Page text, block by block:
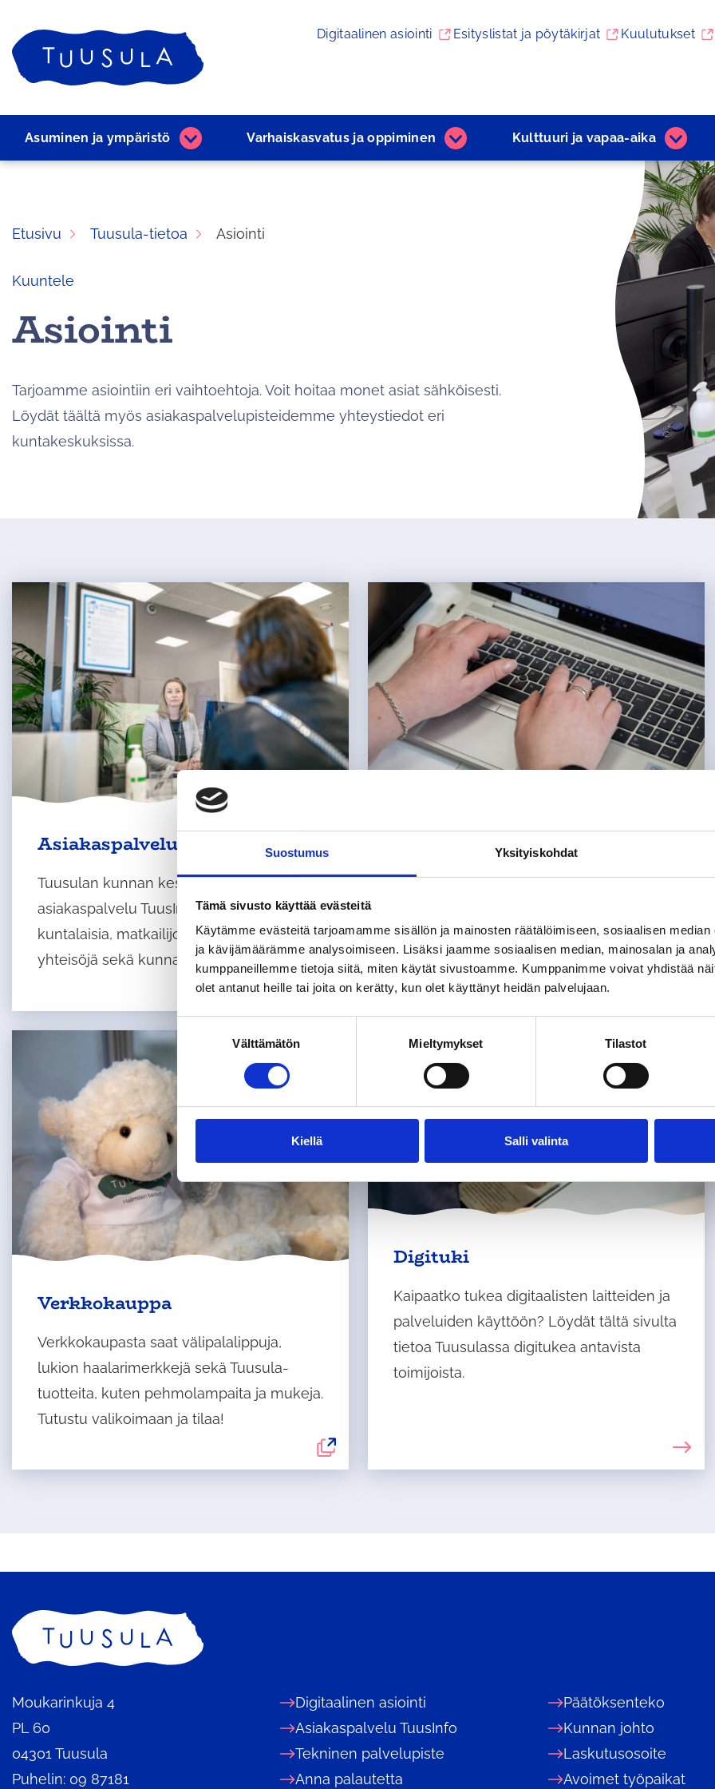
Suostumus Yksityiskohdat
Tämä sivusto käyttää evästeitä
Käytämme evästeitä tarjoamamme sisällön ja mainosten räätälöimiseen, sosiaalisen
ja kävijämäärämme analysoimiseen. Lisäksi jaamme sosiaalisen median, mainosalan ja
kumppaneillemme tietoja siitä, miten käytät sivustoamme. Kumppanimme voivat yhdistää
olet antanut heille tai joita on kerätty, kun olet käyttänyt heidän palvelujaan.
u
k
s
e
n
v
t
a
Välttämätön Mieltymykset Tilastot
Kiellä Salli valinta
sisältöön
Etusivu Digitaalinen asiointi Esityslistat ja pöytäkirjat Kuulutukset
Asuminen ja ­ympäristö
Asuminen
ja
Varhaiskasvatus ja ­oppiminen
Varhaiskasvatus
ja
Kulttuuri ja ­vapaa-aika
ja
aika
Etusivu Tuusula-tietoa Asiointi
Kuuntele
Asiointi
Tarjoamme asiointiin eri vaihtoehtoja. Voit hoitaa monet asiat sähköisesti.
Löydät täältä myös asiakaspalvelupisteidemme yhteystiedot eri
kuntakeskuksissa.
Asiakaspalvelu TuusInfo
Tuusulan kunnan keskitetty
asiakaspalvelu TuusInfo palvelee
kuntalaisia, matkailijoita, yrityksiä ja
yhteisöjä sekä kunnan työntekijöitä.
Tekninen palvelupiste
Teknisestä palvelupisteestä saat palvelua
paikkatietoon ja rakennusvalvontaan
liittyvissä asioissa.
Ulkoinen
avautuu
uudelle
välilehdelle
Verkkokauppa
Verkkokaupasta saat välipalalippuja,
lukion haalarimerkkejä sekä Tuusula-
tuotteita, kuten pehmolampaita ja mukeja.
Tutustu valikoimaan ja tilaa!
Digituki
Kaipaatko tukea digitaalisten laitteiden ja
palveluiden käyttöön? Löydät tältä sivulta
tietoa Tuusulassa digitukea antavista
toimijoista.
Etusivu
Moukarinkuja 4
PL 60
04301 Tuusula
Puhelin: 09 87181
Digitaalinen asiointi
Asiakaspalvelu TuusInfo
Tekninen palvelupiste
Anna palautetta
Päätöksenteko
Kunnan johto
Laskutusosoite
Avoimet työpaikat